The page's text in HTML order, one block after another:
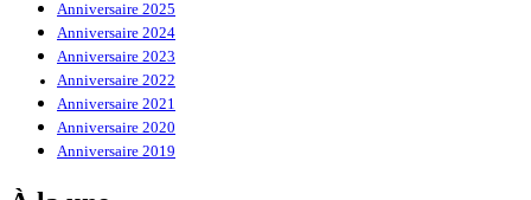
Anniversaire 2025
Anniversaire 2024
Anniversaire 2023
Anniversaire 2022
Anniversaire 2021
Anniversaire 2020
Anniversaire 2019